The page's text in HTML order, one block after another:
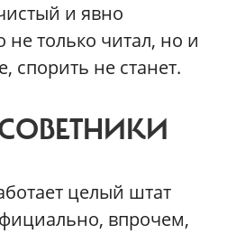
и явно
не только читал, но и
спорить не станет.
целый штат
впрочем,